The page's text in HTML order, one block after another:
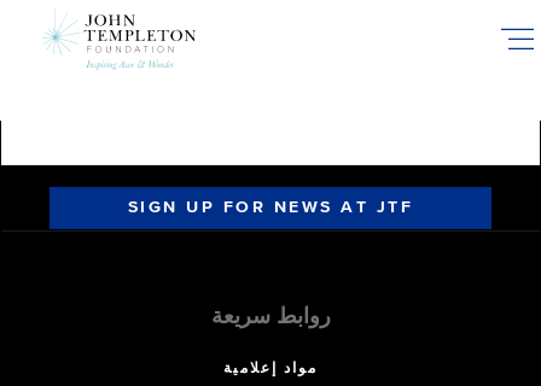
SIGN UP FOR NEWS AT JTF
روابط سريعة
مواد إعلامية